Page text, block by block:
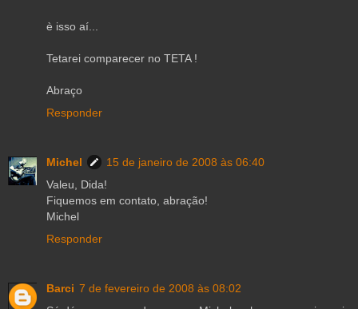
è isso aí...
Tetarei comparecer no TETA !
Abraço
Responder
Michel
15 de janeiro de 2008 às 06:40
Valeu, Dida!
Fiquemos em contato, abração!
Michel
Responder
Barci 7 de fevereiro de 2008 às 08:02